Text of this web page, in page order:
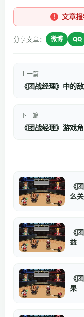
文章报
分享文章： 微博 QQ
上一篇
《团战经理》中的
下一篇
《团战经理》游戏
《
么
《
益
《
果